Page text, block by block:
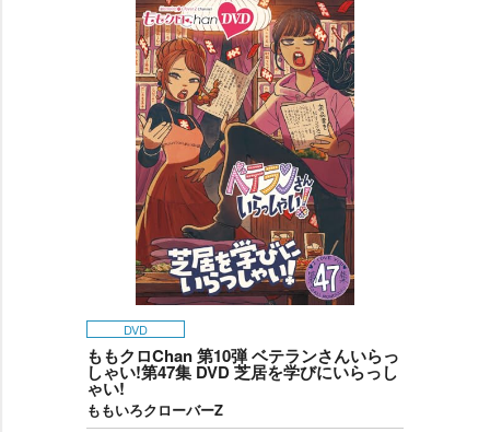
DVD
ももクロChan 第10弾 ベテランさんいらっ
しゃい!第47集 DVD 芝居を学びにいらっし
ゃい!
ももいろクローバーZ